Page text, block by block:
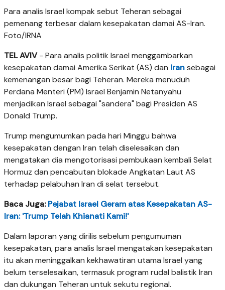
Para analis Israel kompak sebut Teheran sebagai
pemenang terbesar dalam kesepakatan damai AS-Iran.
Foto/IRNA
TEL AVIV- Para analis politik Israel menggambarkan
kesepakatan damai Amerika Serikat (AS) dan Iransebagai
kemenangan besar bagi Teheran. Mereka menuduh
Perdana Menteri (PM) Israel Benjamin Netanyahu
menjadikan Israel sebagai "sandera" bagi Presiden AS
Donald Trump.
Trump mengumumkan pada hari Minggu bahwa
kesepakatan dengan Iran telah diselesaikan dan
mengatakan dia mengotorisasi pembukaan kembali Selat
Hormuz dan pencabutan blokade Angkatan Laut AS
terhadap pelabuhan Iran di selat tersebut.
Baca Juga:Pejabat Israel Geram atas Kesepakatan AS-
Iran: 'Trump Telah Khianati Kami!'
Dalam laporan yang dirilis sebelum pengumuman
kesepakatan, para analis Israel mengatakan kesepakatan
itu akan meninggalkan kekhawatiran utama Israel yang
belum terselesaikan, termasuk program rudal balistik Iran
dan dukungan Teheran untuk sekutu regional.